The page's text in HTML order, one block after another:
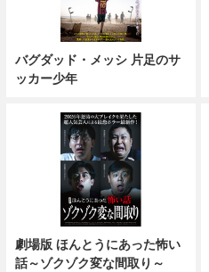
バグダッド・メッシ 片足のサ
ッカー少年
劇場版 ほんとうにあった怖い
話～ゾクゾク変な間取り～